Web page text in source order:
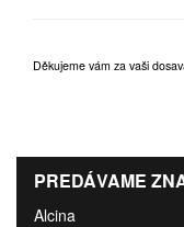
Děkujeme vám za vaši
PREDÁVAME
Alcina